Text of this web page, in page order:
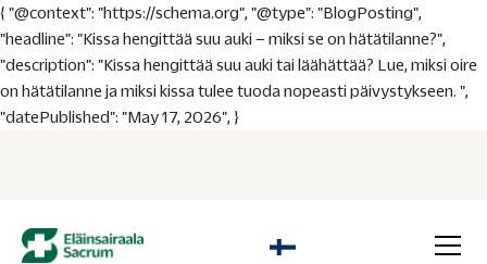
{ "@context": "https://schema.org", "@type": "BlogPosting",
"headline": "Kissa hengittää suu auki – miksi se on hätätilanne?",
"description": "Kissa hengittää suu auki tai läähättää? Lue, miksi oire
on hätätilanne ja miksi kissa tulee tuoda nopeasti päivystykseen. ",
"datePublished": "May 17, 2026", }